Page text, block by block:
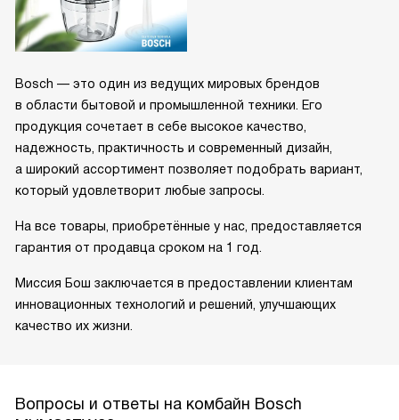
Bosch — это один из ведущих мировых брендов
в области бытовой и промышленной техники. Его
продукция сочетает в себе высокое качество,
надежность, практичность и современный дизайн,
а широкий ассортимент позволяет подобрать вариант,
который удовлетворит любые запросы.
На все товары, приобретённые у нас, предоставляется
гарантия от продавца сроком на 1 год.
Миссия Бош заключается в предоставлении клиентам
инновационных технологий и решений, улучшающих
качество их жизни.
Вопросы и ответы на комбайн Bosch